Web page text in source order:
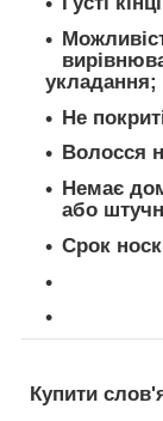
укладання;
Не
Волосся
Немає
або
Срок
Купити